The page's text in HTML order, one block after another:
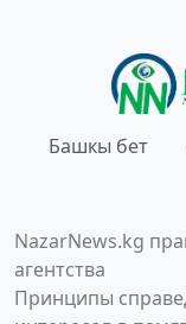
Башкы бет
NazarNews.kg
агентства
Принципы